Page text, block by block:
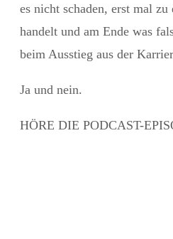
es nicht schaden, erst mal zu
handelt und am Ende was
beim Ausstieg aus der
Ja und nein.
HÖRE DIE PODCAST-